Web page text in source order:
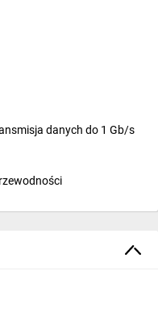
danych do 1 Gb/s
powłoka do